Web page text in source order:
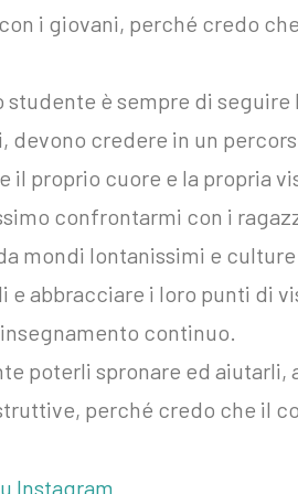
i giovani, perché credo
studente è sempre di
devono credere in un
il proprio cuore e la propria
confrontarmi con i
mondi lontanissimi e
e abbracciare i loro punti di
continuo.
poterli spronare ed
perché credo che il
Instagram